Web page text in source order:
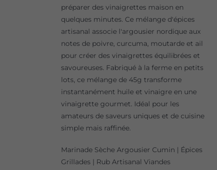
préparer des vinaigrettes maison en
quelques minutes. Ce mélange d'épices
artisanal associe l'argousier nordique aux
notes de poivre, curcuma, moutarde et ail
pour créer des vinaigrettes équilibrées et
savoureuses. Fabriqué à la ferme en petits
lots, ce mélange de 45g transforme
instantanément huile et vinaigre en une
vinaigrette gourmet. Idéal pour les
amateurs de saveurs uniques et de cuisine
simple mais raffinée.
Marinade Sèche Argousier Cumin | Épices
Grillades | Rub Artisanal Viandes